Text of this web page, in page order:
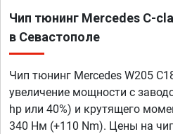
Чип тюнинг Mercedes C-
в Севастополе
Чип тюнинг Mercedes W205
увеличение мощности с
hp или 40%) и крутящего
340 Нм (+110 Nm). Цены на